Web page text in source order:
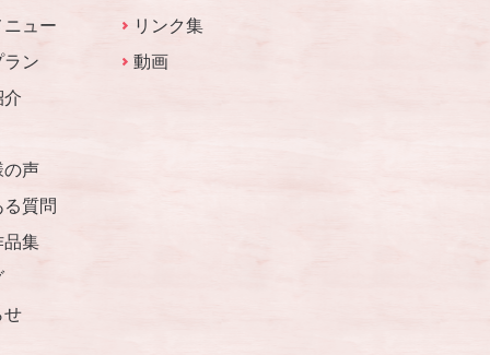
ュー
ラン
介
の声
る質問
品集
せ
リンク集
動画